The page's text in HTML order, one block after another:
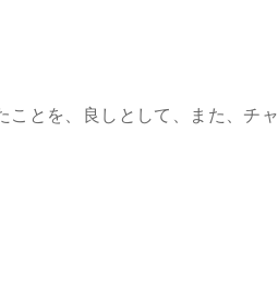
ことを、良しとして、また、チ